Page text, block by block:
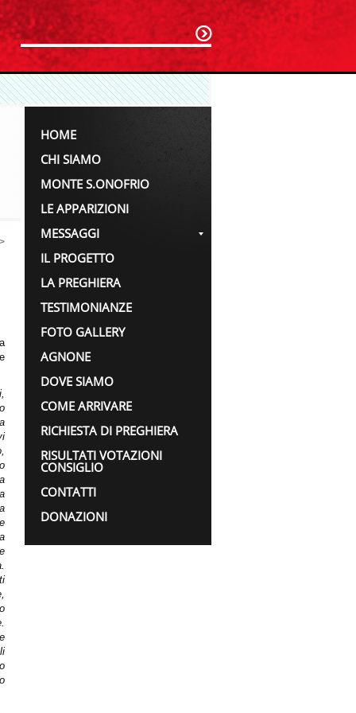
HOME
CHI SIAMO
MONTE S.ONOFRIO
LE APPARIZIONI
MESSAGGI
IL PROGETTO
LA PREGHIERA
TESTIMONIANZE
FOTO GALLERY
AGNONE
DOVE SIAMO
COME ARRIVARE
RICHIESTA DI PREGHIERA
RISULTATI VOTAZIONI
CONSIGLIO
CONTATTI
DONAZIONI